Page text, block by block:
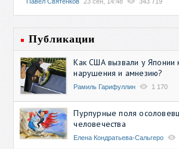
Публикации
Как США вызвали у Японии
нарушения и амнезию?
Рамиль Гарифуллин 1 170
Пурпурные поля
человечества
Елена Кондратьева-Сальгеро